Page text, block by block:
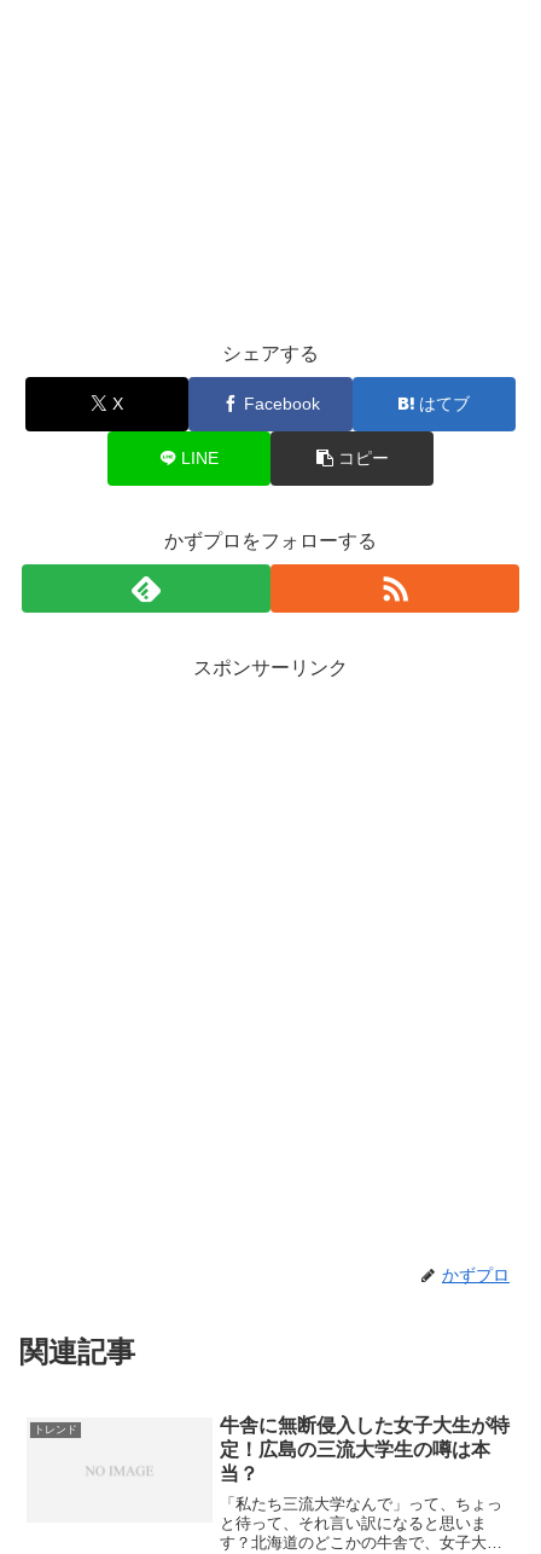
シェアする
X Facebook はてブ
LINE コピー
かずプロをフォローする
スポンサーリンク
かずプロ
関連記事
トレンド
牛舎に無断侵入した女子大生が特
定！広島の三流大学生の噂は本
当？
「私たち三流大学なんで」って、ちょっ
と待って、それ言い訳になると思いま
す？北海道のどこかの牛舎で、女子大生